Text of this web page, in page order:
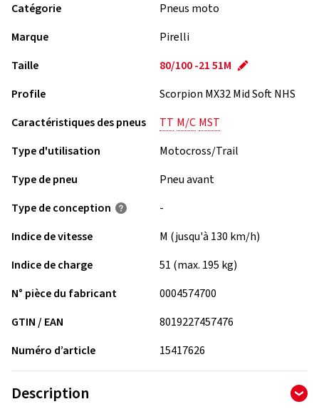
Catégorie
Pneus moto
Marque
Pirelli
Taille
80/100 -21 51M
Profile
Scorpion MX32 Mid Soft NHS
Caractéristiques des pneus
TT M/C MST
Type d'utilisation
Motocross/Trail
Type de pneu
Pneu avant
Type de conception
-
Indice de vitesse
M (jusqu'à 130 km/h)
Indice de charge
51 (max. 195 kg)
N° pièce du fabricant
0004574700
GTIN / EAN
8019227457476
Numéro d’article
15417626
Description